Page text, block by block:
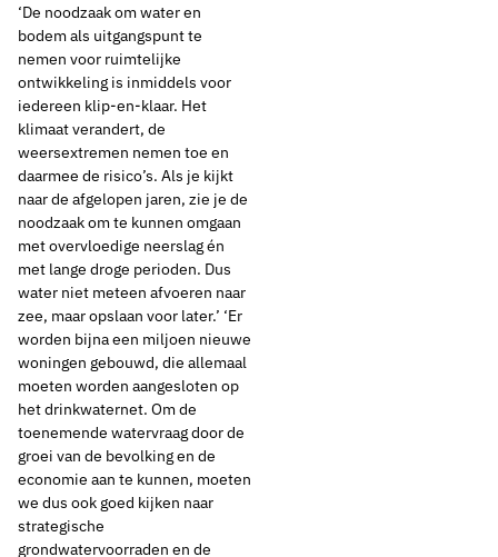
‘Regionale
ruimtelijke puzzels
samen met
stakeholders leggen’
2 mei 2023 Nieuws
‘De noodzaak om water en
bodem als uitgangspunt te
nemen voor ruimtelijke
ontwikkeling is inmiddels voor
iedereen klip-en-klaar. Het
klimaat verandert, de
weersextremen nemen toe en
daarmee de risico’s. Als je kijkt
naar de afgelopen jaren, zie je de
noodzaak om te kunnen omgaan
met overvloedige neerslag én
met lange droge perioden. Dus
water niet meteen afvoeren naar
zee, maar opslaan voor later.’ ‘Er
worden bijna een miljoen nieuwe
woningen gebouwd, die allemaal
moeten worden aangesloten op
het drinkwaternet. Om de
toenemende watervraag door de
groei van de bevolking en de
economie aan te kunnen, moeten
we dus ook goed kijken naar
strategische
grondwatervoorraden en de